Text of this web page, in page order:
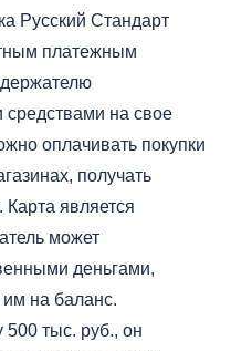
Русский Стандарт
платежным
средствами на свое
оплачивать покупки
получать
является
может
деньгами,
на баланс.
500 тыс. руб., он